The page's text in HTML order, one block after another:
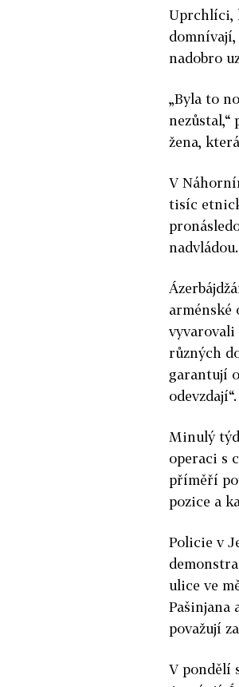
Uprchlíci,
domnívají,
nadobro
„Byla to
nezůstal,“
žena,
V
tisíc
nadvládou.
arménské
vyvarovali
různých
garantují
odevzdají“.
Minulý
operaci s
příměří
pozice a
Policie v
ulice ve
Pašinjana
považují
V pondělí